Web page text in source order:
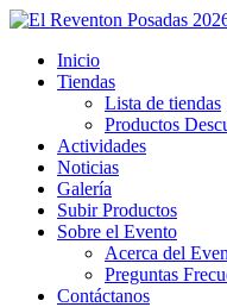
Inicio
Tiendas
Lista de tiendas
Productos
Actividades
Noticias
Galería
Subir Productos
Sobre el Evento
Acerca del
Preguntas
Contáctanos